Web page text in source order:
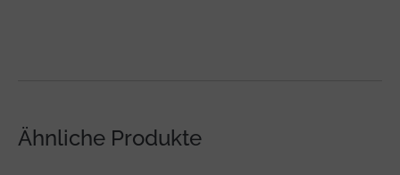
Ähnliche Produkte